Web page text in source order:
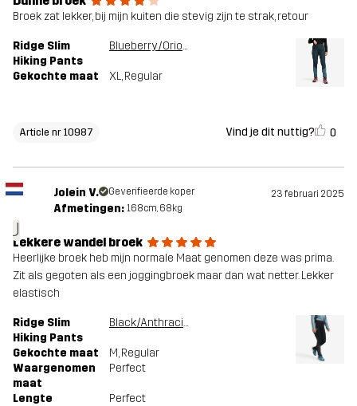
Broek zat lekker, bij mijn kuiten die stevig zijn te strak, retour
Ridge Slim
Hiking Pants
Blueberry/Orion Blue
Gekochte maat XL, Regular
Article nr 10987 Vind je dit nuttig? 0
J
Jolein V. Geverifieerde koper 23 februari 2025
Afmetingen: 168cm, 68kg
Lekkere wandel broek
Heerlijke broek heb mijn normale Maat genomen deze was prima.
Zit als gegoten als een joggingbroek maar dan wat netter. Lekker
elastisch
Ridge Slim
Hiking Pants
Black/Anthracite
Gekochte maat M, Regular
Waargenomen
maat
Perfect
Lengte Perfect